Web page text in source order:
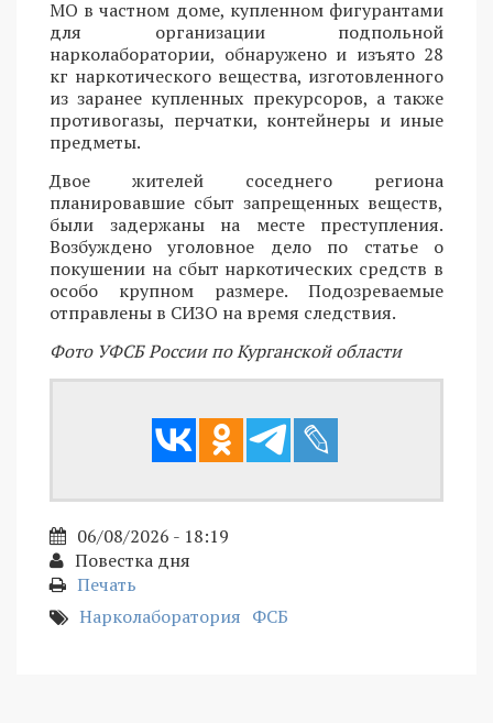
МО в частном доме, купленном фигурантами
для организации подпольной
нарколаборатории, обнаружено и изъято 28
кг наркотического вещества, изготовленного
из заранее купленных прекурсоров, а также
противогазы, перчатки, контейнеры и иные
предметы.
Двое жителей соседнего региона
планировавшие сбыт запрещенных веществ,
были задержаны на месте преступления.
Возбуждено уголовное дело по статье о
покушении на сбыт наркотических средств в
особо крупном размере. Подозреваемые
отправлены в СИЗО на время следствия.
Фото УФСБ России по Курганской области
06/08/2026 - 18:19
Повестка дня
Печать
Нарколаборатория ФСБ